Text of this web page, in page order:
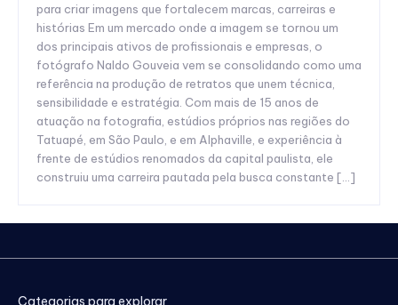
para criar imagens que fortalecem marcas, carreiras e
histórias Em um mercado onde a imagem se tornou um
dos principais ativos de profissionais e empresas, o
fotógrafo Naldo Gouveia vem se consolidando como uma
referência na produção de retratos que unem técnica,
sensibilidade e estratégia. Com mais de 15 anos de
atuação na fotografia, estúdios próprios nas regiões do
Tatuapé, em São Paulo, e em Alphaville, e experiência à
frente de estúdios renomados da capital paulista, ele
construiu uma carreira pautada pela busca constante […]
Categorias para explorar